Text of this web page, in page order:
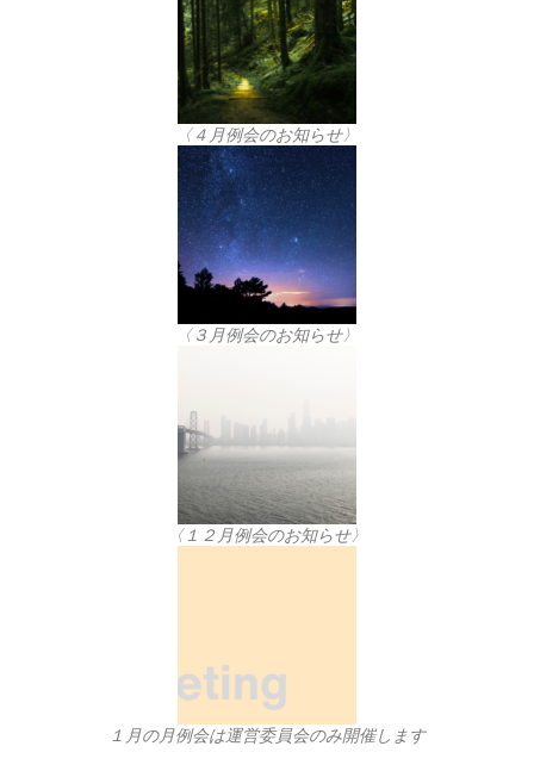
〈４月例会のお知らせ〉
〈３月例会のお知らせ〉
〈１２月例会のお知らせ〉
１月の月例会は運営委員会のみ開催します